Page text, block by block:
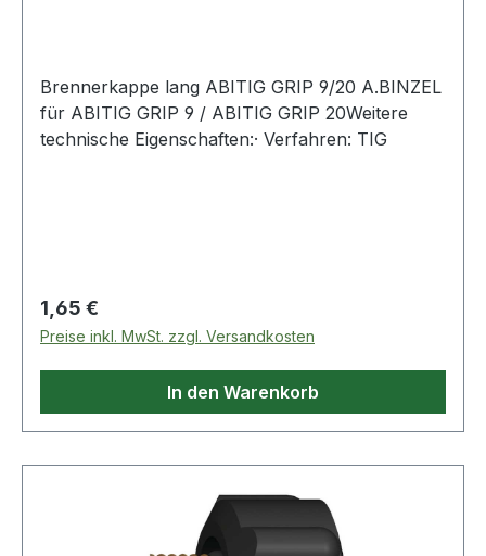
Brennerkappe lang ABITIG GRIP 9/20 A.BINZEL
für ABITIG GRIP 9 / ABITIG GRIP 20Weitere
technische Eigenschaften:· Verfahren: TIG
Regulärer Preis:
1,65 €
Preise inkl. MwSt. zzgl. Versandkosten
In den Warenkorb